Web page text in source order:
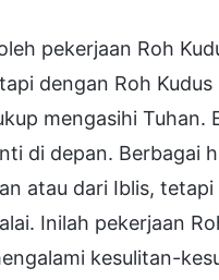
pekerjaan Roh
dengan Roh
mengasihi Tuhan.
di depan. Berbagai
atau dari Iblis,
Inilah pekerjaan
kesulitan-